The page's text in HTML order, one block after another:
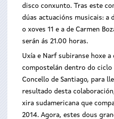
disco conxunto. Tras este
dúas actuacións musicais: a
o xoves 11 e a de Carmen
serán ás 21.00 horas.
Uxía e Narf subiranse hoxe a
compostelán dentro do ciclo
Concello de Santiago, para
resultado desta
xira sudamericana que
2014. Agora, estes dous